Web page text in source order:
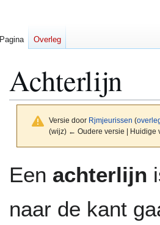
Achterlijn
Versie door Rjmjeurissen (
(wijz) ← Oudere versie | Huidige
navigatie
zoeken
Een achterlijn
naar de kant
Pagina Overleg